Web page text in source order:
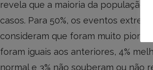
revela que a maioria da população
casos. Para 50%, os eventos
consideram que foram muito piores,
foram iguais aos anteriores, 4%
normal e 3% não souberam ou não